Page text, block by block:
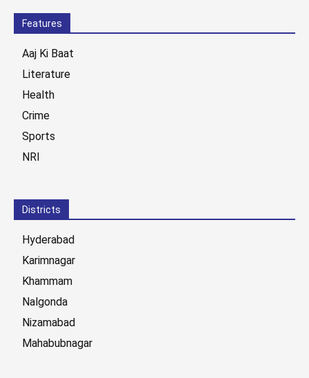
Features
Aaj Ki Baat
Literature
Health
Crime
Sports
NRI
Districts
Hyderabad
Karimnagar
Khammam
Nalgonda
Nizamabad
Mahabubnagar